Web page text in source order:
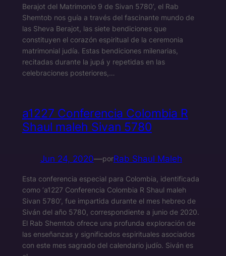
Berajot del Matrimonio 9 de Sivan 5780’, el Rab
Shemtob nos guía a través del fascinante mundo de
las Sheva Berajot, las siete bendiciones que
constituyen el corazón espiritual de la ceremonia
matrimonial judía. Estas bendiciones milenarias,
recitadas durante la jupá y repetidas en las
celebraciones posteriores,…
a1227 Conferencia Colombia R
Shaul maleh Sivan 5780
Jun 24, 2020—porRab Shaul Maleh
Esta conferencia especial para Colombia, identificada
como ‘a1227 Conferencia Colombia R Shaul maleh
Sivan 5780’, fue impartida durante el mes hebreo de
Siván del año 5780, correspondiente a junio de 2020.
El Rab Shemtob ofrece una profunda exploración de
las enseñanzas y significados espirituales asociados
con este mes sagrado del calendario judío. Siván es